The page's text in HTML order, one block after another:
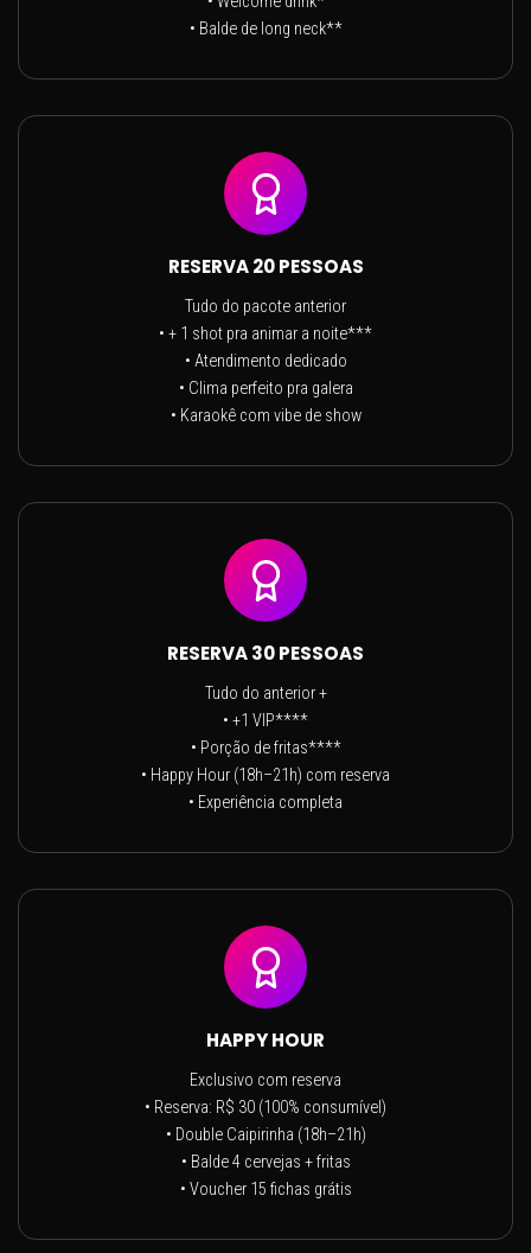
• Balde de long neck**
RESERVA 20 PESSOAS
Tudo do pacote anterior
• + 1 shot pra animar a noite***
• Atendimento dedicado
• Clima perfeito pra galera
• Karaokê com vibe de show
RESERVA 30 PESSOAS
Tudo do anterior +
• +1 VIP****
• Porção de fritas****
• Happy Hour (18h–21h) com reserva
• Experiência completa
HAPPY HOUR
Exclusivo com reserva
• Reserva: R$ 30 (100% consumível)
• Double Caipirinha (18h–21h)
• Balde 4 cervejas + fritas
• Voucher 15 fichas grátis